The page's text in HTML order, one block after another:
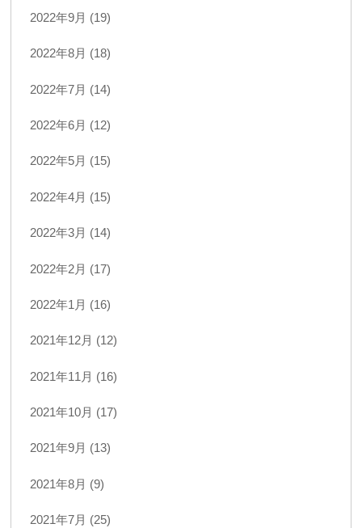
2022年9月 (19)
2022年8月 (18)
2022年7月 (14)
2022年6月 (12)
2022年5月 (15)
2022年4月 (15)
2022年3月 (14)
2022年2月 (17)
2022年1月 (16)
2021年12月 (12)
2021年11月 (16)
2021年10月 (17)
2021年9月 (13)
2021年8月 (9)
2021年7月 (25)